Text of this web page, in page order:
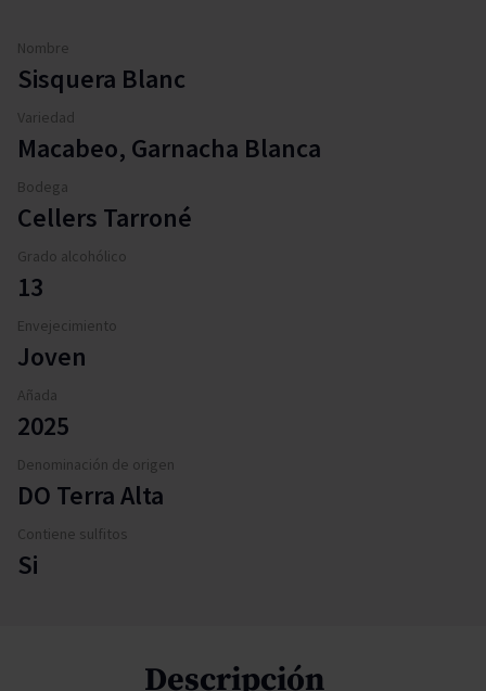
Nombre
Sisquera Blanc
Variedad
Macabeo, Garnacha Blanca
Bodega
Cellers Tarroné
Grado alcohólico
13
Envejecimiento
Joven
Añada
2025
Denominación de origen
DO Terra Alta
Contiene sulfitos
Si
Descripción